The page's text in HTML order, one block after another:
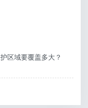
区域要覆盖多大？